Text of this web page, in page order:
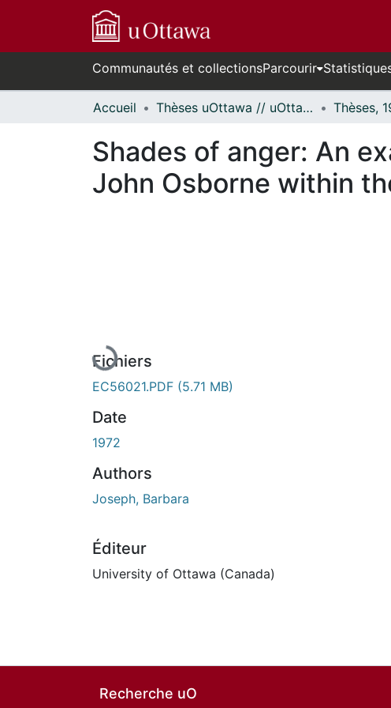
Communautés et collectionsParcourir
Accueil Thèses uOttawa // uOttawa Theses
Shades of anger: An
John Osborne within
En cours de chargement...
Fichiers
EC56021.PDF (5.71 MB)
Date
1972
Authors
Joseph, Barbara
Éditeur
University of Ottawa (Canada)
Recherche uO